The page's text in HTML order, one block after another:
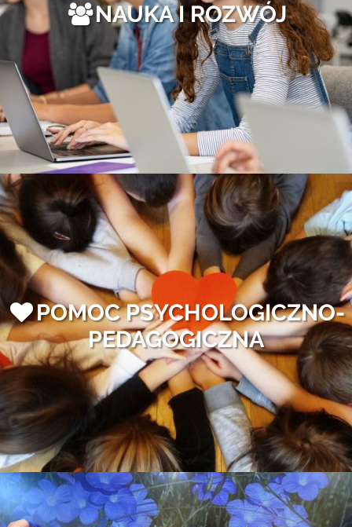
NAUKA I ROZWÓJ
POMOC PSYCHOLOGICZNO-
PEDAGOGICZNA